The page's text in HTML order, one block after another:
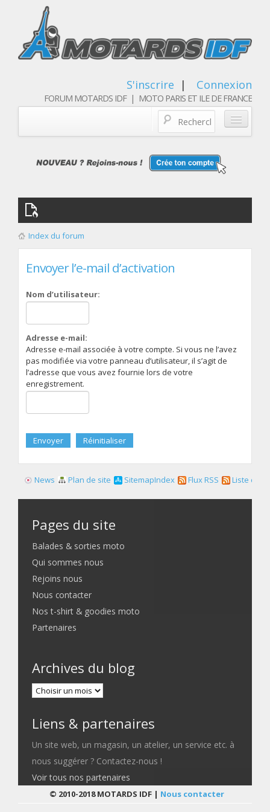
S'inscrire | Connexion
FORUM MOTARDS IDF | MOTO PARIS ET ILE DE FRANCE
Qui sommes nous
Les membres
Index du forum
Envoyer l’e-mail d’activation
Nom d’utilisateur:
Adresse e-mail:
Adresse e-mail associée à votre compte. Si vous ne l’avez
pas modifiée via votre panneau d’utilisateur, il s’agit de
l’adresse que vous avez fournie lors de votre
enregistrement.
News Plan de site SitemapIndex Flux RSS Liste des
Pages du site
Balades & sorties moto
Qui sommes nous
Rejoins nous
Nous contacter
Nos t-shirt & goodies moto
Partenaires
Archives du blog
Liens & partenaires
Un site web, un magasin, un atelier, un service etc. à
nous suggérer ? Contactez-nous !
Voir tous nos partenaires
© 2010-2018 MOTARDS IDF | Nous contacter